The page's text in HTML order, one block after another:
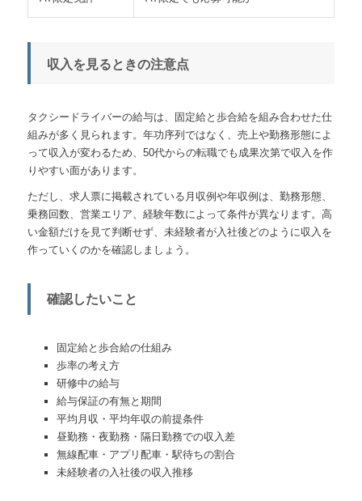
収入を見るときの注意点
タクシードライバーの給与は、固定給と歩合給を組み合わせた仕
組みが多く見られます。年功序列ではなく、売上や勤務形態によ
って収入が変わるため、50代からの転職でも成果次第で収入を作
りやすい面があります。
ただし、求人票に掲載されている月収例や年収例は、勤務形態、
乗務回数、営業エリア、経験年数によって条件が異なります。高
い金額だけを見て判断せず、未経験者が入社後どのように収入を
作っていくのかを確認しましょう。
確認したいこと
固定給と歩合給の仕組み
歩率の考え方
研修中の給与
給与保証の有無と期間
平均月収・平均年収の前提条件
昼勤務・夜勤務・隔日勤務での収入差
無線配車・アプリ配車・駅待ちの割合
未経験者の入社後の収入推移